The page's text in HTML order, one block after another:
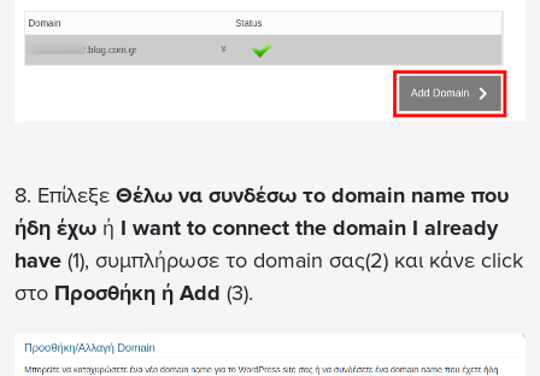
8. Επίλεξε Θέλω να συνδέσω το domain name που
ήδη έχω ή I want to connect the domain I already
have (1), συμπλήρωσε το domain σας(2) και κάνε click
στο Προσθήκη ή Add (3).